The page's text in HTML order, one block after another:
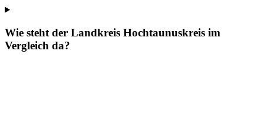
Wie steht der Landkreis Hochtaunuskreis im
Vergleich da?